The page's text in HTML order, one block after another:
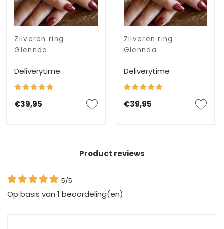
Zilveren ring
Glennda
Deliverytime
€39,95
Zilveren ring
Glennda
Deliverytime
€39,95
Product reviews
5/5
Op basis van 1 beoordeling(en)